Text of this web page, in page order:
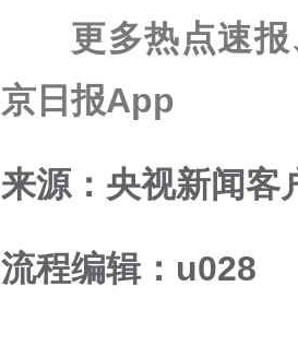
更多热点速
京日报App
来源：央视新闻客
流程编辑：u028